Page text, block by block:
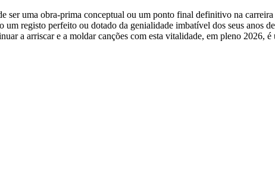
ser uma obra-prima conceptual ou um ponto final definitivo na carreira
um registo perfeito ou dotado da genialidade imbatível dos seus anos
a arriscar e a moldar canções com esta vitalidade, em pleno 2026,